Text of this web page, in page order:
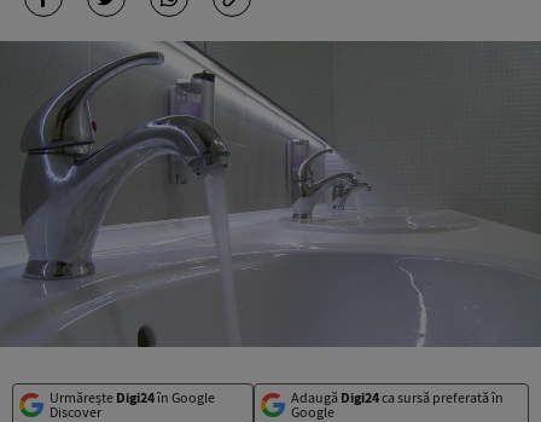
Urmărește Digi24în Google
Discover
Adaugă Digi24ca sursă preferată în
Google